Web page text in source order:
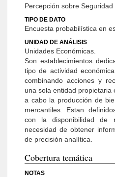
Percepción sobre Seguridad
TIPO DE DATO
Encuesta probabilística en
UNIDAD DE ANÁLISIS
Unidades Económicas.
Son establecimientos
tipo de actividad
combinando acciones y
una sola entidad
a cabo la producción de
mercantiles. Estan
con la disponibilidad de
necesidad de obtener
de precisión analítica.
Cobertura temática
NOTAS